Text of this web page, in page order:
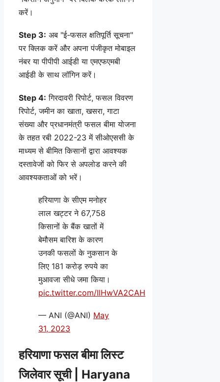
करें।
Step 3: अब "ई-फसल क्षतिपूर्ति सूचना"
पर क्लिक करें और अपना पंजीकृत मोबाइल
नंबर या पीपीपी आईडी या एमएफएमबी
आईडी के साथ लॉगिन करें।
Step 4: गिरदावरी रिपोर्ट, फसल विवरण
रिपोर्ट, जमीन का खाता, खसरा, गाटा
संख्या और प्रधानमंत्री फसल बीमा योजना
के तहत रबी 2022-23 में सीओएससी के
माध्यम से बीमित किसानों द्वारा आवश्यक
दस्तावेजों को फिर से अपलोड करने की
आवश्यकताओं को भरें।
हरियाणा के सीएम मनोहर
लाल खट्टर ने 67,758
किसानों के बैंक खातों में
बेमौसम बारिश के कारण
उनकी फसलों के नुकसान के
लिए 181 करोड़ रुपये का
मुआवजा सीधे जमा किया।
pic.twitter.com/IlHwVA2CAH
— ANI (@ANI) May
31, 2023
हरियाणा फसल बीमा लिस्ट
जिलेवार सूची | Haryana